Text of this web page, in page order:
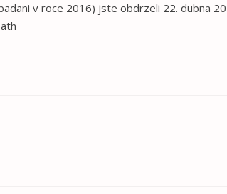
v roce 2016) jste obdrzeli 22. dubna